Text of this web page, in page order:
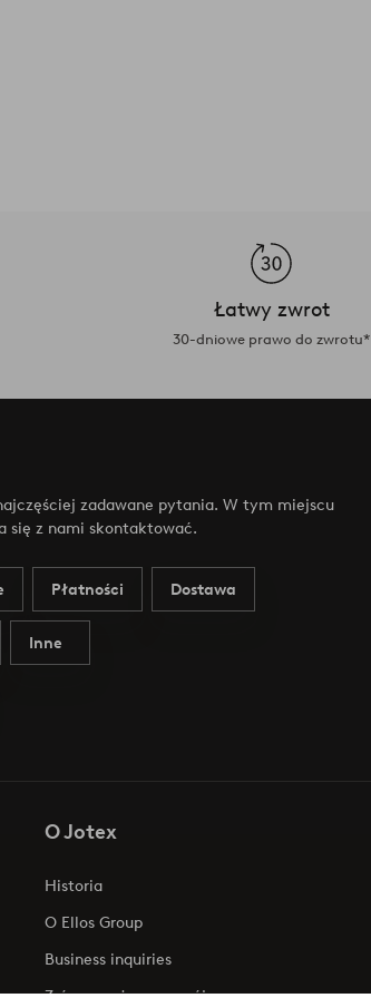
Łatwy zwrot
30-dniowe prawo do zwrotu*
zadawane pytania. W tym miejscu
się z nami skontaktować.
Płatności Dostawa
Inne
O Jotex
Historia
O Ellos Group
Business inquiries